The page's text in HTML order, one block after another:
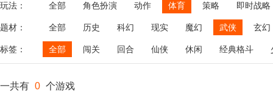
玩法： 全部 角色扮演 动作 体育 策略
即时战略
飞行
恋爱 第三人称射击 棋类 牌类 麻将
题材： 全部 历史 科幻 现实 魔幻 武侠 玄幻
标签： 全部 闯关 回合 仙侠 休闲 经典格斗
一共有 0 个游戏